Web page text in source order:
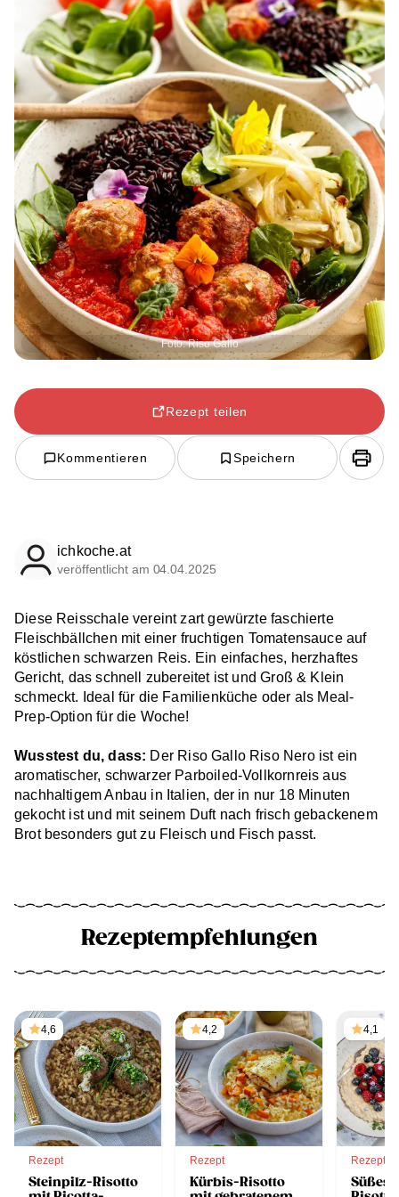
Foto: Riso Gallo
Rezept teilen
Kommentieren Speichern
ichkoche.at
veröffentlicht am 04.04.2025
Diese Reisschale vereint zart gewürzte faschierte
Fleischbällchen mit einer fruchtigen Tomatensauce auf
köstlichen schwarzen Reis. Ein einfaches, herzhaftes
Gericht, das schnell zubereitet ist und Groß & Klein
schmeckt. Ideal für die Familienküche oder als Meal-
Prep-Option für die Woche!
Wusstest du, dass: Der Riso Gallo Riso Nero ist ein
aromatischer, schwarzer Parboiled-Vollkornreis aus
nachhaltigem Anbau in Italien, der in nur 18 Minuten
gekocht ist und mit seinem Duft nach frisch gebackenem
Brot besonders gut zu Fleisch und Fisch passt.
Rezeptempfehlungen
4,6
Rezept
Steinpilz-Risotto
4,2
Rezept
Kürbis-Risotto
4,1
Rezept
Süßes